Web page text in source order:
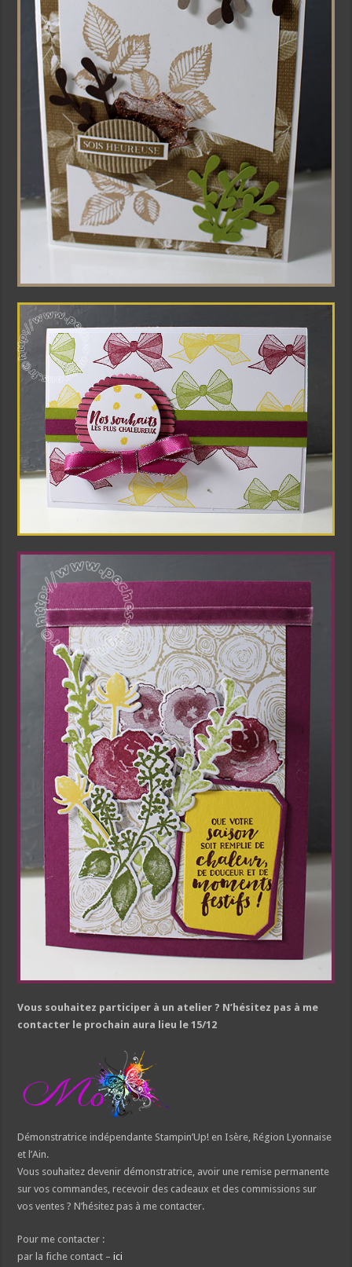
Vous souhaitez participer à un atelier ? N’hésitez pas à me
contacter le prochain aura lieu le 15/12
Démonstratrice indépendante Stampin’Up! en Isère, Région Lyonnaise
et l’Ain.
Vous souhaitez devenir démonstratrice, avoir une remise permanente
sur vos commandes, recevoir des cadeaux et des commissions sur
vos ventes ? N’hésitez pas à me contacter.
Pour me contacter :
par la fiche contact –ici